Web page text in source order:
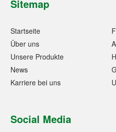
Sitemap
Startseite
Über uns
Unsere Produkte
News
Karriere bei uns
Social Media